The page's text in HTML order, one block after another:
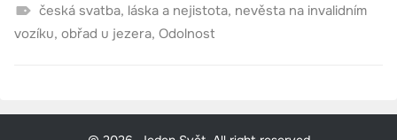
česká svatba, láska a nejistota, nevěsta na invalidním
vozíku, obřad u jezera, Odolnost